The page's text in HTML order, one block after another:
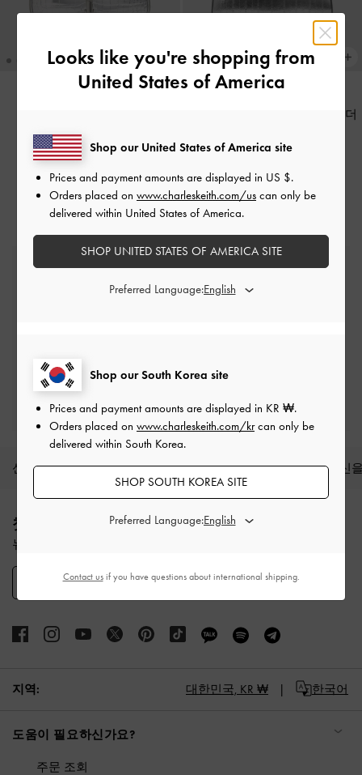
₩109,900
어거스틴 메탈릭 일 이펙트 숄더
무료 표준 배송
최소 구매 금액 이상 주문 시*
프리빌리지 멤버십 자격 조건
최소 구매 금액: ₩200,000 이상
신상품 슈즈 백 지갑 액세서리 당신
Site footer
첫 구매 10% 할인 혜택
뉴스레터 구독과 계정 생성 시 적용됩니다.
SIGN UP
지역: 대한민국, KR ₩ 한국어
도움이 필요하신가요?
주문 조회
Looks like you're shopping from
United States of America
Shop our South Korea site
Prices and payment amounts are displayed in KR ₩.
Orders placed on www.charleskeith.com/krcan only be
delivered within South Korea.
SHOP SOUTH KOREA SITE
Preferred Language:
Shop our United States of America site
Prices and payment amounts are displayed in US $.
Orders placed on www.charleskeith.com/us can only be
delivered within United States of America.
SHOP UNITED STATES OF AMERICA SITE
Preferred Language:
Contact usif you have questions about international shipping.